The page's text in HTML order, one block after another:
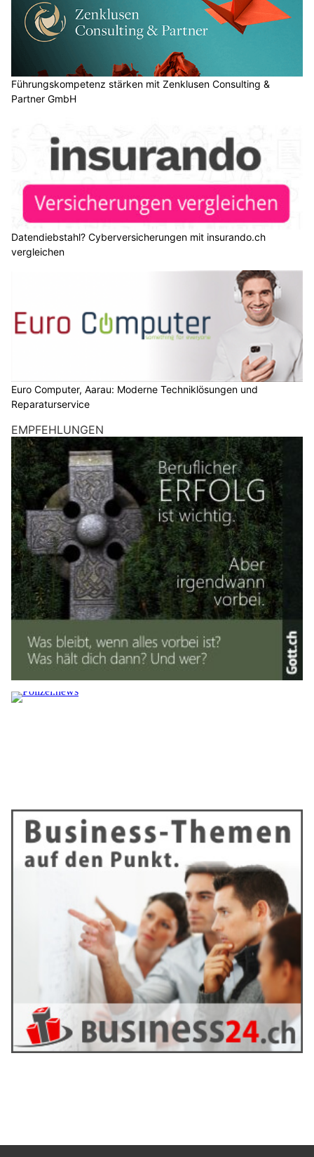
Führungskompetenz stärken mit Zenklusen Consulting &
Partner GmbH
Datendiebstahl? Cyberversicherungen mit insurando.ch
vergleichen
Euro Computer, Aarau: Moderne Techniklösungen und
Reparaturservice
EMPFEHLUNGEN